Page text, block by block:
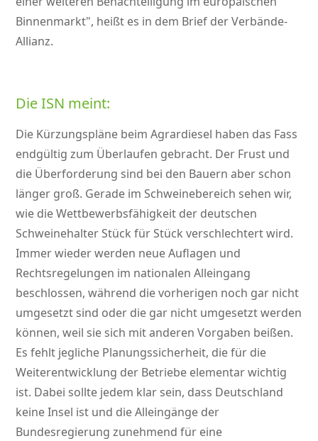
Binnenmarkt , heißt es in dem Brief der Verbände-
Allianz.
Die ISN meint:
Die Kürzungspläne beim Agrardiesel haben das Fass
endgültig zum Überlaufen gebracht. Der Frust und
die Überforderung sind bei den Bauern aber schon
länger groß. Gerade im Schweinebereich sehen wir,
wie die Wettbewerbsfähigkeit der deutschen
Schweinehalter Stück für Stück verschlechtert wird.
Immer wieder werden neue Auflagen und
Rechtsregelungen im nationalen Alleingang
beschlossen, während die vorherigen noch gar nicht
umgesetzt sind oder die gar nicht umgesetzt werden
können, weil sie sich mit anderen Vorgaben beißen.
Es fehlt jegliche Planungssicherheit, die für die
Weiterentwicklung der Betriebe elementar wichtig
ist. Dabei sollte jedem klar sein, dass Deutschland
keine Insel ist und die Alleingänge der
Bundesregierung zunehmend für eine